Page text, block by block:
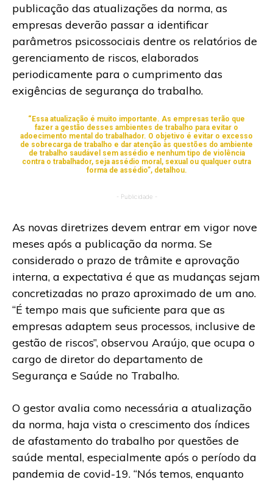
publicação das atualizações da norma, as
empresas deverão passar a identificar
parâmetros psicossociais dentre os relatórios de
gerenciamento de riscos, elaborados
periodicamente para o cumprimento das
exigências de segurança do trabalho.
“Essa atualização é muito importante. As empresas terão que
fazer a gestão desses ambientes de trabalho para evitar o
adoecimento mental do trabalhador. O objetivo é evitar o excesso
de sobrecarga de trabalho e dar atenção às questões do ambiente
de trabalho saudável sem assédio e nenhum tipo de violência
contra o trabalhador, seja assédio moral, sexual ou qualquer outra
forma de assédio”, detalhou.
- Publicidade -
As novas diretrizes devem entrar em vigor nove
meses após a publicação da norma. Se
considerado o prazo de trâmite e aprovação
interna, a expectativa é que as mudanças sejam
concretizadas no prazo aproximado de um ano.
“É tempo mais que suficiente para que as
empresas adaptem seus processos, inclusive de
gestão de riscos”, observou Araújo, que ocupa o
cargo de diretor do departamento de
Segurança e Saúde no Trabalho.
O gestor avalia como necessária a atualização
da norma, haja vista o crescimento dos índices
de afastamento do trabalho por questões de
saúde mental, especialmente após o período da
pandemia de covid-19. “Nós temos, enquanto